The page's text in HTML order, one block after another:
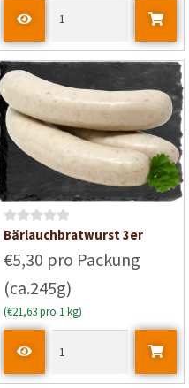
m
i
0
v
B
w
e
r
t
m
Bärlauchbratwurst 3er
€5,30 pro Packung
(ca.245g)
(€21,63 pro 1 kg)